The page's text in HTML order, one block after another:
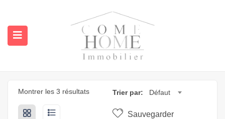
Montrer les 3 résultats Trier par: Défaut
Sauvegarder